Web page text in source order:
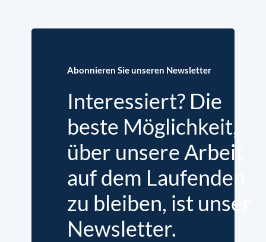
Abonnieren Sie unseren Newsletter
Interessiert? Die
beste Möglichkeit,
über unsere Arbeit
auf dem Laufenden
zu bleiben, ist unser
Newsletter.